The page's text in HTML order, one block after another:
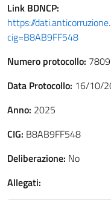
Link BDNCP:
https://
cig=B8AB9FF548
Numero protocollo:
Data Protocollo: 16/10/
Anno: 2025
CIG: B8AB9FF548
Deliberazione: No
Allegati: